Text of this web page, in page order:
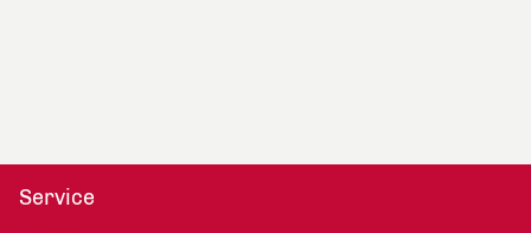
Service